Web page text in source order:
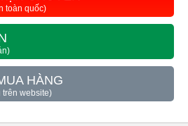
toàn quốc)
HÀNG
website)